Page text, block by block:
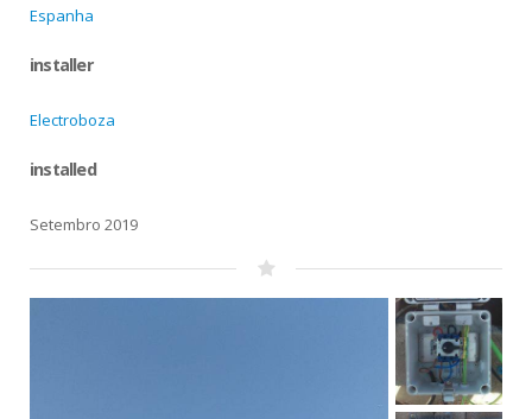
Espanha
installer
Electroboza
installed
Setembro 2019